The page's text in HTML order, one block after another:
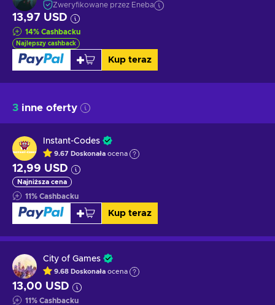
Zweryfikowane przez Eneba
13,97 USD
14% Cashbacku
Najlepszy cashback
Kup teraz
3 inne oferty
Instant-Codes
9.67 Doskonała ocena
12,99 USD
Najniższa cena
11% Cashbacku
Kup teraz
City of Games
9.68 Doskonała ocena
13,00 USD
11% Cashbacku